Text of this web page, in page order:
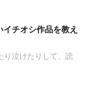
チオシ作品を教え
り泣けたりして、読